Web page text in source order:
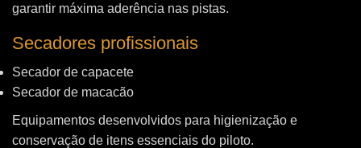
garantir máxima aderência nas pistas.
Secadores profissionais
Secador de capacete
Secador de macacão
Equipamentos desenvolvidos para higienização e
conservação de itens essenciais do piloto.